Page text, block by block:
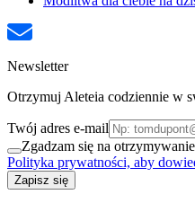
Newsletter
Otrzymuj Aleteia codziennie w
Twój adres e-mail
Zgadzam się na
Polityka prywatności, aby
Zapisz się